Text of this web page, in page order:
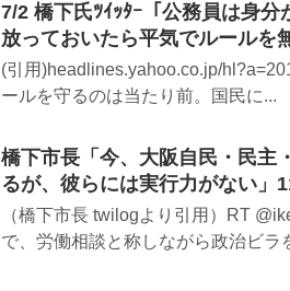
7/2 橋下氏ﾂｲｯﾀｰ「公務員は身分
放っておいたら平気でルールを
(引用)headlines.yahoo.co.jp/
ールを守るのは当たり前。国民に...
橋下市長「今、大阪自民・民主
るが、彼らには実行力がない」
（橋下市長 twilogより引用）RT
で、労働相談と称しながら政治ビラ